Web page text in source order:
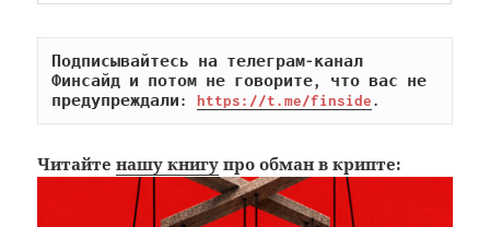
Подписывайтесь на телеграм-канал
Финсайд и потом не говорите, что вас не
предупреждали: https://t.me/finside.
Читайтенашу книгу про обман в крипте: